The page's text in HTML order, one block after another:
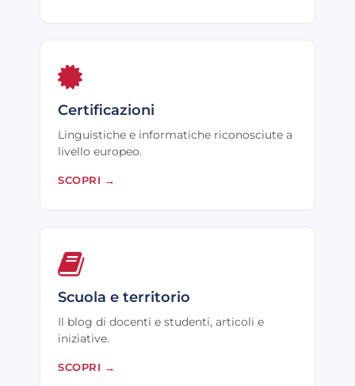
Certificazioni
Linguistiche e informatiche riconosciute a
livello europeo.
SCOPRI →
Scuola e territorio
Il blog di docenti e studenti, articoli e
iniziative.
SCOPRI →